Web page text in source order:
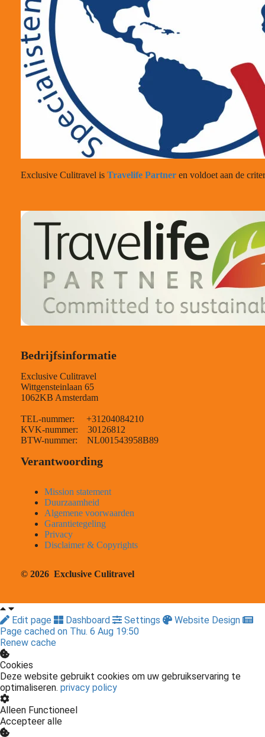
Exclusive Culitravel is Travelife Partner en voldoet aan de
Bedrijfsinformatie
Exclusive Culitravel
Wittgensteinlaan 65
1062KB Amsterdam
TEL-nummer: +31204084210
KVK-nummer: 30126812
BTW-nummer: NL001543958B89
Verantwoording
Mission statement
Duurzaamheid
Algemene voorwaarden
Garantietegeling
Privacy
Disclaimer & Copyrights
© 2026 Exclusive Culitravel
Edit page Dashboard Settings
Website Design
Page cached on Thu. 6 Aug 19:50
Renew cache
Cookies
Deze website gebruikt cookies om uw gebruikservaring te
optimaliseren. privacy policy
Alleen Functioneel
Accepteer alle